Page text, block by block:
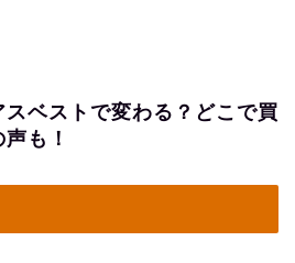
ベストで変わる？どこで買
も！